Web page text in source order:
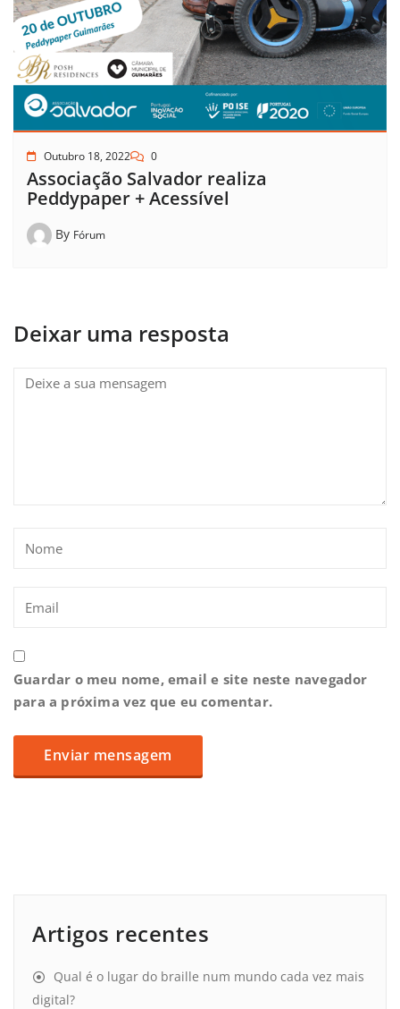
Outubro 18, 2022 0
Associação Salvador realiza
Peddypaper + Acessível
By Fórum
Deixar uma resposta
Guardar o meu nome, email e site neste navegador
para a próxima vez que eu comentar.
Artigos recentes
Qual é o lugar do braille num mundo cada vez mais
digital?